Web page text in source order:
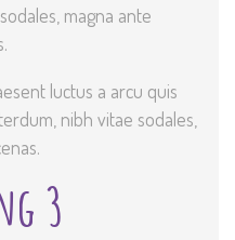
magna ante
luctus a arcu quis
nibh vitae sodales,
3